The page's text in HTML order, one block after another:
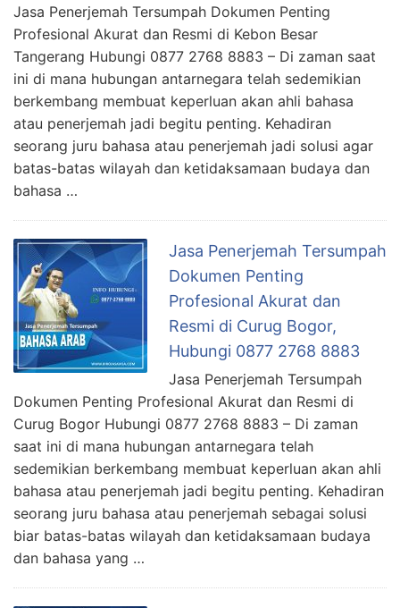
Jasa Penerjemah Tersumpah Dokumen Penting
Profesional Akurat dan Resmi di Kebon Besar
Tangerang Hubungi 0877 2768 8883 – Di zaman saat
ini di mana hubungan antarnegara telah sedemikian
berkembang membuat keperluan akan ahli bahasa
atau penerjemah jadi begitu penting. Kehadiran
seorang juru bahasa atau penerjemah jadi solusi agar
batas-batas wilayah dan ketidaksamaan budaya dan
bahasa …
Jasa Penerjemah Tersumpah
Dokumen Penting
Profesional Akurat dan
Resmi di Curug Bogor,
Hubungi 0877 2768 8883
Jasa Penerjemah Tersumpah
Dokumen Penting Profesional Akurat dan Resmi di
Curug Bogor Hubungi 0877 2768 8883 – Di zaman
saat ini di mana hubungan antarnegara telah
sedemikian berkembang membuat keperluan akan ahli
bahasa atau penerjemah jadi begitu penting. Kehadiran
seorang juru bahasa atau penerjemah sebagai solusi
biar batas-batas wilayah dan ketidaksamaan budaya
dan bahasa yang …